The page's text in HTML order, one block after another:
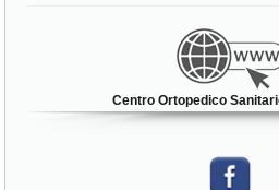
Centro Ortopedico